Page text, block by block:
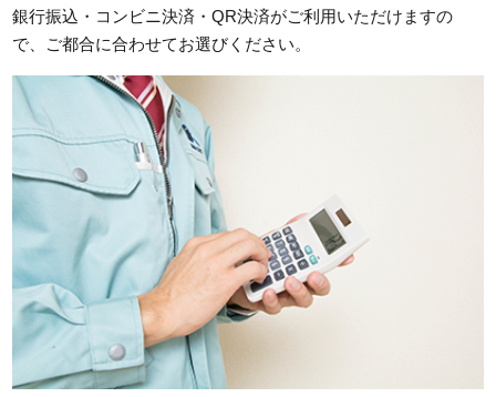
銀行振込・コンビニ決済・QR決済がご利用いただけますの
で、ご都合に合わせてお選びください。